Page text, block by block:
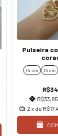
Pulseira
15 cm 16 cm
R$33,85
2 x de